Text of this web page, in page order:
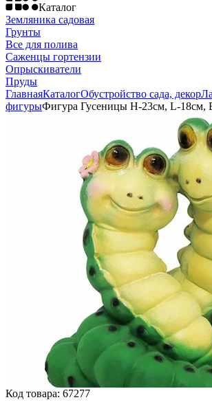
Каталог
Земляника садовая
Грунты
Все для полива
Саженцы гортензии
Опрыскиватели
Пруды
ГлавнаяКаталогОбустройство сада, декор
фигурыФигура Гусеницы Н-23см, L-18см,
Код товара: 67277